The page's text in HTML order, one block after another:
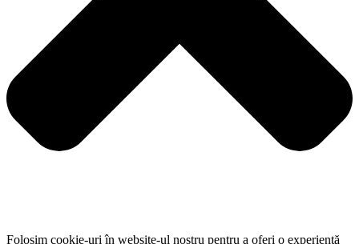
Folosim cookie-uri în website-ul nostru pentru a oferi o experiență